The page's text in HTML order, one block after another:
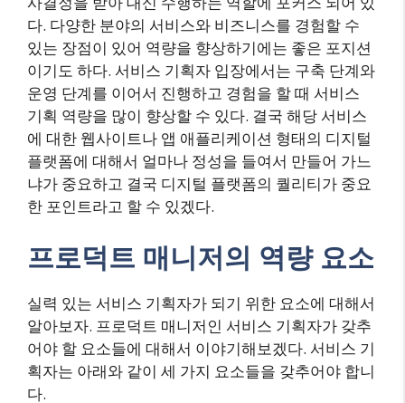
다. 다양한 분야의 서비스와 비즈니스를 경험할 수
있는 장점이 있어 역량을 향상하기에는 좋은 포지션
이기도 하다. 서비스 기획자 입장에서는 구축 단계와
운영 단계를 이어서 진행하고 경험을 할 때 서비스
기획 역량을 많이 향상할 수 있다. 결국 해당 서비스
에 대한 웹사이트나 앱 애플리케이션 형태의 디지털
플랫폼에 대해서 얼마나 정성을 들여서 만들어 가느
냐가 중요하고 결국 디지털 플랫폼의 퀄리티가 중요
한 포인트라고 할 수 있겠다.
프로덕트 매니저의 역량 요소
실력 있는 서비스 기획자가 되기 위한 요소에 대해서
알아보자. 프로덕트 매니저인 서비스 기획자가 갖추
어야 할 요소들에 대해서 이야기해보겠다. 서비스 기
획자는 아래와 같이 세 가지 요소들을 갖추어야 합니
다.